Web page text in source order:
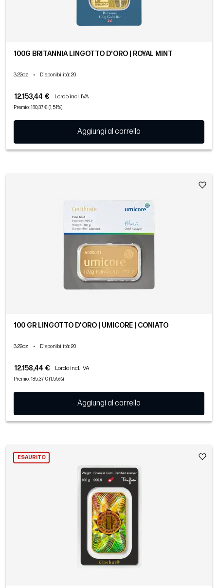
100G BRITANNIA LINGOTTO D'ORO | ROYAL MINT
3.22oz • Disponibilità: 20
12.153,44 € Lordo incl. IVA
Premio: 180,37 € (1,51%)
Aggiungi al carrello
100 GR LINGOTTO D'ORO | UMICORE | CONIATO
3.22oz • Disponibilità: 20
12.158,44 € Lordo incl. IVA
Premio: 185,37 € (1,55%)
Aggiungi al carrello
ESAURITO